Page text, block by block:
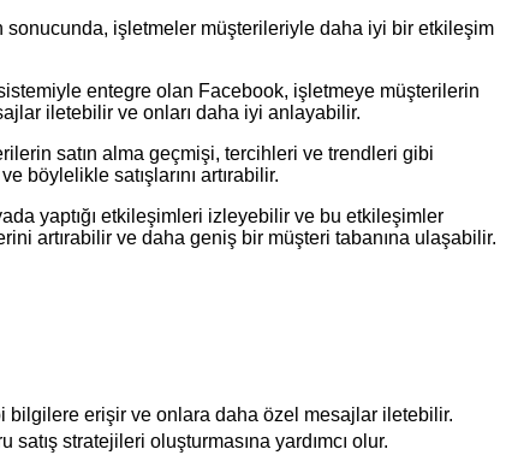
sonucunda, işletmeler müşterileriyle daha iyi bir etkileşim
entegre olan Facebook, işletmeye müşterilerin
iletebilir ve onları daha iyi anlayabilir.
satın alma geçmişi, tercihleri ve trendleri gibi
satışlarını artırabilir.
yaptığı etkileşimleri izleyebilir ve bu etkileşimler
artırabilir ve daha geniş bir müşteri tabanına ulaşabilir.
erişir ve onlara daha özel mesajlar iletebilir.
stratejileri oluşturmasına yardımcı olur.